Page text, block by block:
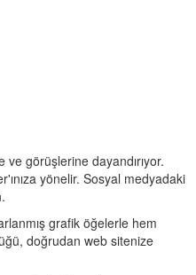
ve görüşlerine dayandırıyor.
yönelir. Sosyal medyadaki
grafik öğelerle hem
doğrudan web sitenize